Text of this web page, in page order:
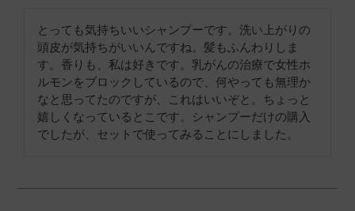
とっても気持ちいいシャンプーです。洗い上がりの
頭皮が気持ちがいいんですね。髪もふんわりしま
す。香りも、私は好きです。乳がんの治療で女性ホ
ルモンをブロックしているので、何やっても無理か
なと思ってたのですが、これはいいぞと。ちょっと
嬉しくなっているとこです。シャンプーだけの購入
でしたが、セットで使ってみることにしました。